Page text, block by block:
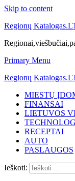
Skip to content
Regionų
Primary Menu
Regionų
MIESTŲ
FINANSAI
LIETUVOS
RECEPTAI
AUTO
PASLAUGOS
Ieškoti: